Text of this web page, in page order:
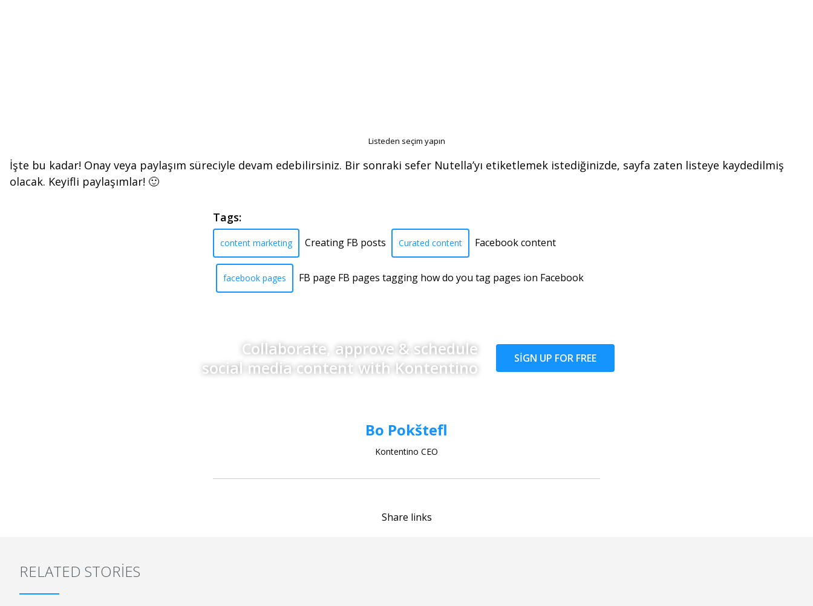
Listeden seçim yapın
İşte bu kadar! Onay veya paylaşım süreciyle devam edebilirsiniz. Bir sonraki sefer Nutella’yı etiketlemek istediğinizde, sayfa zaten listeye kaydedilmiş
olacak. Keyifli paylaşımlar! 🙂
Tags:
content marketing Creating FB posts Curated content Facebook content
facebook pages FB page FB pages tagging how do you tag pages ion Facebook
Collaborate, approve & schedule
social media content with Kontentino
SIGN UP FOR FREE
Bo Pokštefl
Kontentino CEO
Share links
RELATED STORIES